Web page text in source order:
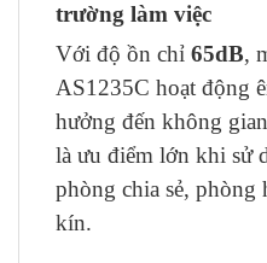
trường làm việc
Với độ ồn chỉ 65dB,
AS1235C hoạt động
hưởng đến không
là ưu điểm lớn khi sử
phòng chia sẻ, phòng
kín.